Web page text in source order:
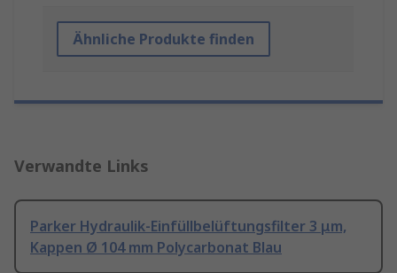
Ähnliche Produkte finden
Verwandte Links
Parker Hydraulik-Einfüllbelüftungsfilter 3 μm,
Kappen Ø 104 mm Polycarbonat Blau